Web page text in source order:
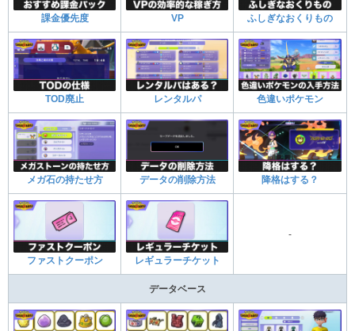
課金優先度 VP ふしぎなおくりもの
TOD廃止 レンタルパ 色違いポケモン
メガ石の持たせ方 データの削除方法 降格はする？
ファストクーポン レギュラーチケット
-
データベース